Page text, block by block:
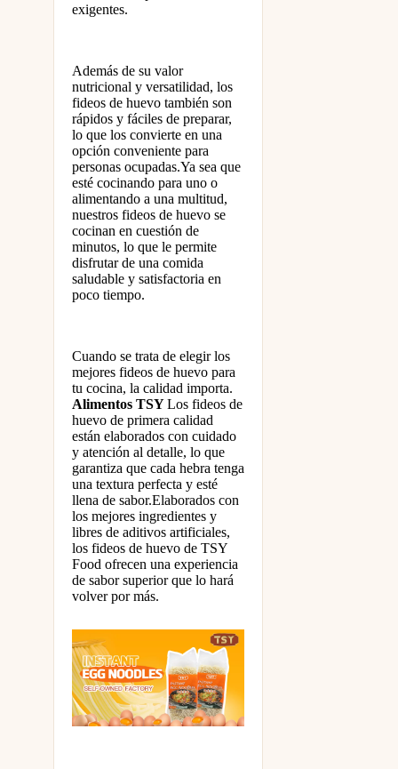
exigentes.
Además de su valor
nutricional y versatilidad, los
fideos de huevo también son
rápidos y fáciles de preparar,
lo que los convierte en una
opción conveniente para
personas ocupadas.Ya sea que
esté cocinando para uno o
alimentando a una multitud,
nuestros fideos de huevo se
cocinan en cuestión de
minutos, lo que le permite
disfrutar de una comida
saludable y satisfactoria en
poco tiempo.
Cuando se trata de elegir los
mejores fideos de huevo para
tu cocina, la calidad importa.
Alimentos TSYLos fideos de
huevo de primera calidad
están elaborados con cuidado
y atención al detalle, lo que
garantiza que cada hebra tenga
una textura perfecta y esté
llena de sabor.Elaborados con
los mejores ingredientes y
libres de aditivos artificiales,
los fideos de huevo de TSY
Food ofrecen una experiencia
de sabor superior que lo hará
volver por más.